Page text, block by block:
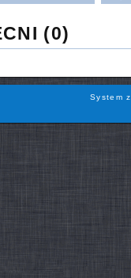
(0)
System